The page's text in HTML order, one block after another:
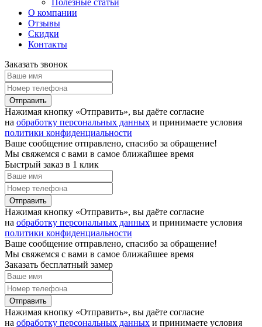
О компании
Отзывы
Скидки
Контакты
Заказать звонок
Отправить
Нажимая кнопку «Отправить», вы даёте согласие
на обработку персональных данных и принимаете условия
политики конфиденциальности
Ваше сообщение отправлено, спасибо за обращение!
Мы свяжемся с вами в самое ближайшее время
Быстрый заказ в 1 клик
Отправить
Нажимая кнопку «Отправить», вы даёте согласие
на обработку персональных данных и принимаете условия
политики конфиденциальности
Ваше сообщение отправлено, спасибо за обращение!
Мы свяжемся с вами в самое ближайшее время
Заказать бесплатный замер
Отправить
Нажимая кнопку «Отправить», вы даёте согласие
на обработку персональных данных и принимаете условия